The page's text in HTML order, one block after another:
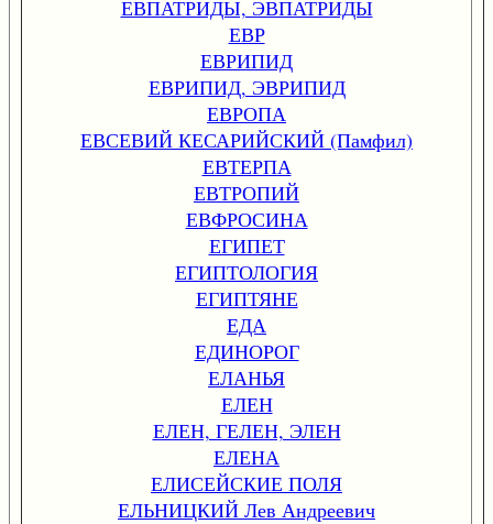
ЕВПАТРИДЫ, ЭВПАТРИДЫ
ЕВР
ЕВРИПИД
ЕВРИПИД, ЭВРИПИД
ЕВРОПА
ЕВСЕВИЙ КЕСАРИЙСКИЙ (Памфил)
ЕВТЕРПА
ЕВТРОПИЙ
ЕВФРОСИНА
ЕГИПЕТ
ЕГИПТОЛОГИЯ
ЕГИПТЯНЕ
ЕДА
ЕДИНОРОГ
ЕЛАНЬЯ
ЕЛЕН
ЕЛЕН, ГЕЛЕН, ЭЛЕН
ЕЛЕНА
ЕЛИСЕЙСКИЕ ПОЛЯ
ЕЛЬНИЦКИЙ Лев Андреевич